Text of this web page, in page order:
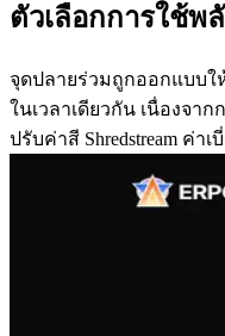
ตัวเลือกการใช้พ
จุดปลายร่วมถูกออกแบบ
ในเวลาเดียวกัน เนื่องจ
ปรับค่าสี Shredstream ค่